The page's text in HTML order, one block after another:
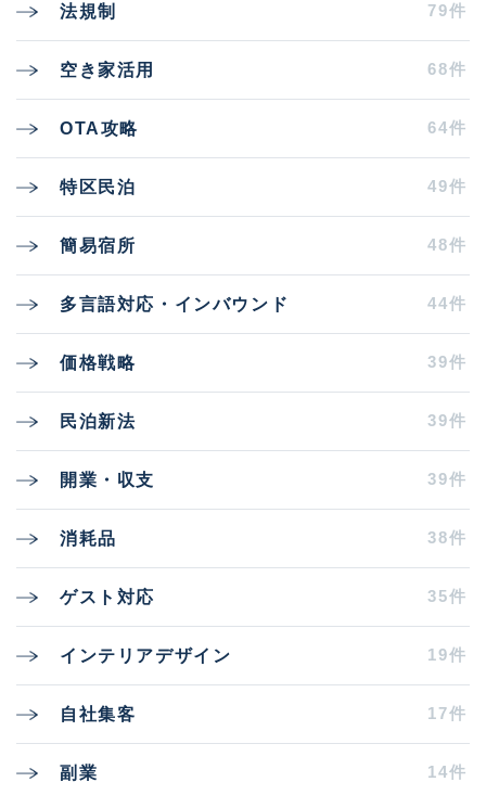
法規制 79件
空き家活用 68件
OTA攻略 64件
特区民泊 49件
簡易宿所 48件
多言語対応・インバウンド 44件
価格戦略 39件
民泊新法 39件
開業・収支 39件
消耗品 38件
ゲスト対応 35件
インテリアデザイン 19件
自社集客 17件
副業 14件